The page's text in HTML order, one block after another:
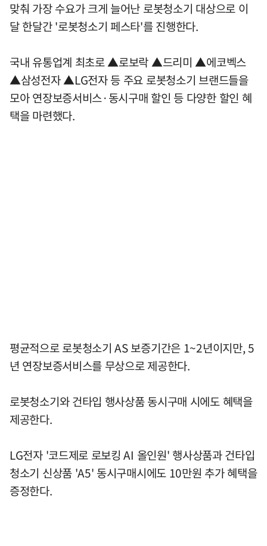
맞춰 가장 수요가 크게 늘어난 로봇청소기 대상으로 이
달 한달간 '로봇청소기 페스타'를 진행한다.
국내 유통업계 최초로 ▲로보락 ▲드리미 ▲에코벡스
▲삼성전자 ▲LG전자 등 주요 로봇청소기 브랜드들을
모아 연장보증서비스·동시구매 할인 등 다양한 할인 혜
택을 마련했다.
평균적으로 로봇청소기 AS 보증기간은 1~2년이지만, 5
년 연장보증서비스를 무상으로 제공한다.
로봇청소기와 건타입 행사상품 동시구매 시에도 혜택을
제공한다.
LG전자 '코드제로 로보킹 AI 올인원' 행사상품과 건타입
청소기 신상품 'A5' 동시구매시에도 10만원 추가 혜택을
증정한다.